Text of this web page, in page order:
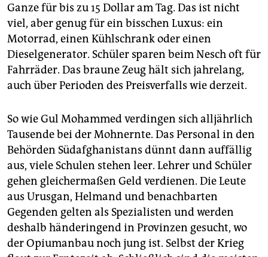
Ganze für bis zu 15 Dollar am Tag. Das ist nicht
viel, aber genug für ein bisschen Luxus: ein
Motorrad, einen Kühlschrank oder einen
Dieselgenerator. Schüler sparen beim Nesch oft für
Fahrräder. Das braune Zeug hält sich jahrelang,
auch über Perioden des Preisverfalls wie derzeit.
So wie Gul Mohammed verdingen sich alljährlich
Tausende bei der Mohnernte. Das Personal in den
Behörden Südafghanistans dünnt dann auffällig
aus, viele Schulen stehen leer. Lehrer und Schüler
gehen gleichermaßen Geld verdienen. Die Leute
aus Urusgan, Helmand und benachbarten
Gegenden gelten als Spezialisten und werden
deshalb händeringend in Provinzen gesucht, wo
der Opiumanbau noch jung ist. Selbst der Krieg